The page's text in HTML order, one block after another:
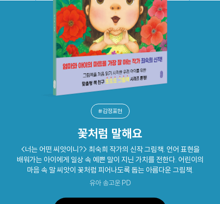
#감정표현
꽃처럼 말해요
<너는 어떤 씨앗이니?> 최숙희 작가의 신작 그림책. 언어 표현을
배워가는 아이에게 일상 속 예쁜 말이 지닌 가치를 전한다. 어린이의
마음 속 말 씨앗이 꽃처럼 피어나도록 돕는 아름다운 그림책.
유아 송고운 PD